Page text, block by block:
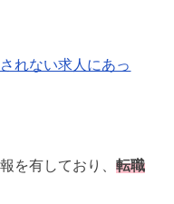
れない求人にあっ
を有しており、転職